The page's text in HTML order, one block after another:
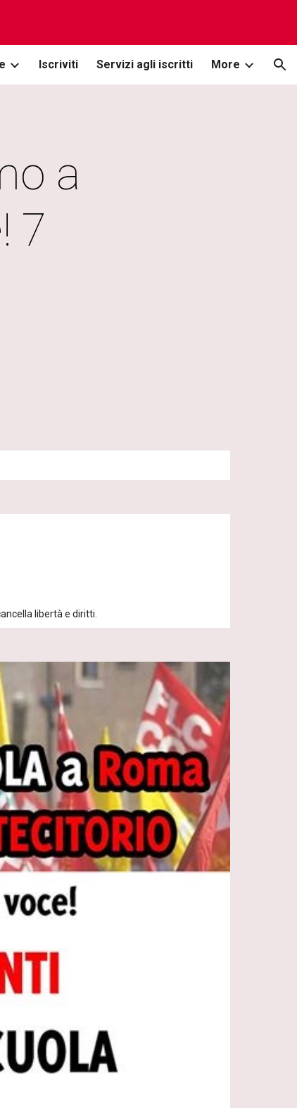
Iscriviti Servizi agli iscritti More
a
7
libertà e diritti.